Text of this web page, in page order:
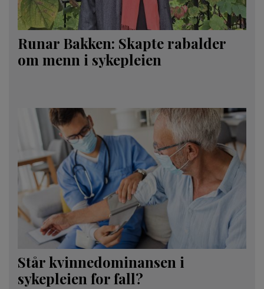
Runar Bakken: Skapte rabalder
om menn i sykepleien
Står kvinnedominansen i
sykepleien for fall?